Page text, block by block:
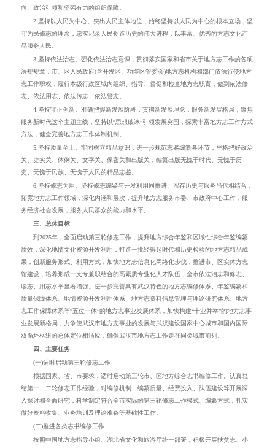
向、政治引领和坚强有力的组织保障。
2 坚持以人民为中心。突出人民主体地位，始终坚持以人民为中心的根本立场，坚
守为民修志的理念，忠实记录人民创造历史的伟大进程，以丰富、优秀的方志文化产
品服务人民。
3 坚持依法治志。强化依法治志意识，贯彻落实国家和省市关于地方志工作的各项
法规规章 ，市
区人民政府(含开发区、功能区管委会)地方志机构和部门依法行使地方
志工作职权，履行本级行政区域内组织、指导、督促和检查地方志职责，做到依法修
志、依法用志、依法传志、依法管志。
4 坚持守正创新。准确把握新发展阶段，贯彻新发展理念，服务新发展格局，聚焦
服务新时代这个主题主线，坚持以“思想破冰”引领发展突围，探索丰富地方志工作方式
方法 ，健全完善地方志工作体制机制。
5 坚持质量至上。牢固树立精品意识，进一步规范志鉴编纂各环节，严格把好政治
关、史实关、体例关、文字关、保密关和出版关，编纂出版无愧于时代、无愧于历
史、无愧于民族、无愧于人民的精品志鉴
6. 坚持修志为用。坚持修志编鉴与开发利用同推进、留存历史与服务当代相结合，
拓宽地方志工作领域 ，深化内涵和层次，提升地方志服务市委、市政府中心工作
服
务经济社会发展
服务人民群众的能力和水平
三、总体目标
到2025年，全面启动第三轮修志工作，提升地方综合年鉴和区域性综合年鉴编纂
质效 ，深化地情文化资源开发利用，打造一批经得起时代和历史检验的地方志精品成
果，创新服务形式、利用方式，加快地方志信息化网络化步伐，推进市
区实体方志
馆建设，培养形成一支专兼职结合的高素质专业化人才队伍
，全市依法治志和修志、
读志、用志水平显著增强 。进一步完善具有武汉特色的地方志编修体系、年鉴编纂和
质量保障体系、地情资源开发利用体系、地方志资料信息管理与理论研究体系、地方
志工作保障体系等“五位一体”的地方志事业发展体系，加快构建“十业并举”的地方志事
业发展新格局，力争使武汉市地方志事业的发展与武汉建设国家中心城市和国内国际
双循环枢纽的总体定位相适应，确保武汉市地方志工作走在 同类城市前列。
四、主要任务
(一)适时启动第三轮修志工作
根据国家、省、市要求，适时启动第三轮市、区地方综合志书编修工作。认真总
结第一、二轮修志工作经验，对编修机制
、编纂质量、经费投入、队伍建设等开展深
入探讨和全面研究，科学制定符合全市实际的第三轮修志工作模式、编纂方式，扎实
做好资料收集、业务培训及理论准备等基础性工作。
(二)推进各类志书编修工作
按照中国地方志指导小组、湖北省文化和旅游厅统一部署，积极开展扶贫志、小